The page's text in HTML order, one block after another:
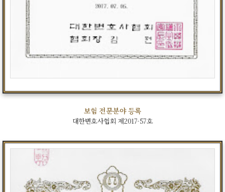
보험 전문분야 등록
대한변호사협회 제2017-57호